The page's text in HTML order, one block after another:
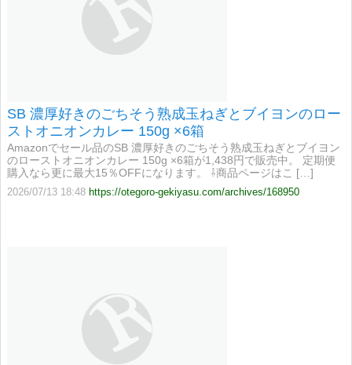
SB 濃厚好きのごちそう熟成玉ねぎとブイヨンのロー
ストオニオンカレー 150g ×6箱
Amazonでセール品のSB 濃厚好きのごちそう熟成玉ねぎとブイヨン
のローストオニオンカレー 150g ×6箱が1,438円で販売中。 定期便
購入なら更に最大15％OFFになります。 ⇩商品ページはこ […]
2026/07/13 18:48 https://otegoro-gekiyasu.com/archives/168950